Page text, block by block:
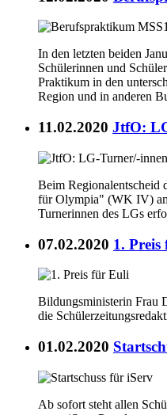
In den letzten beiden
Schülerinnen und
Praktikum in den
Region und in anderen
11.02.2020 JtfO:
Beim Regionalentscheid
für Olympia" (WK IV)
Turnerinnen des LGs
07.02.2020 1.
Bildungsministerin Frau
die
01.02.2020
Ab sofort steht allen